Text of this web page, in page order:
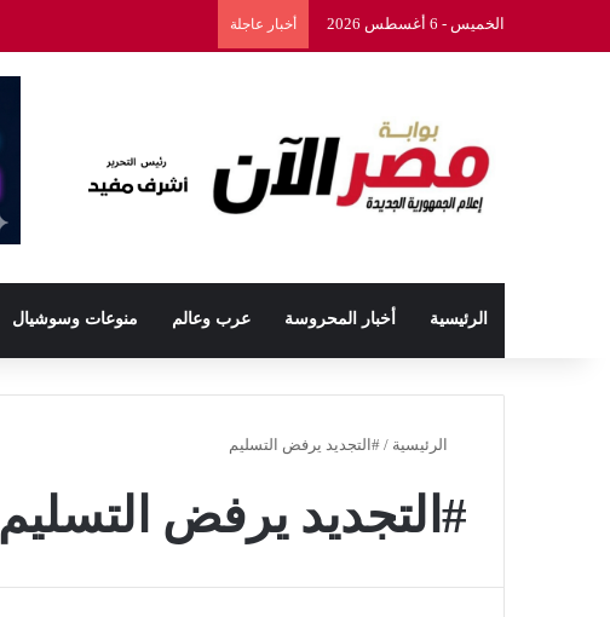
الخميس - 6 أغسطس 2026 أخبار عاجلة
الرئيسية أخبار المحروسة عرب وعالم منوعات وسوشيال
الرئيسية / #التجديد يرفض التسليم
#التجديد يرفض التسليم